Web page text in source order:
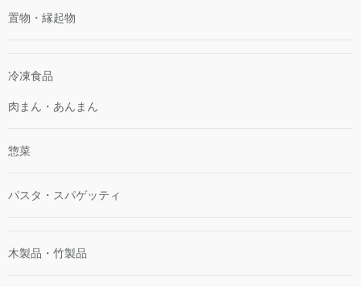
置物・縁起物
冷凍食品
肉まん・あんまん
惣菜
パスタ・スパゲッティ
木製品・竹製品